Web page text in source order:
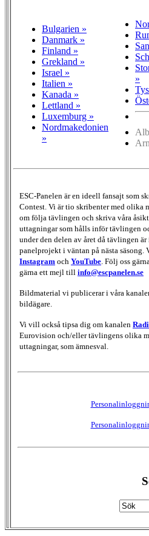
Bulgarien »
Danmark »
Finland »
Grekland »
Israel »
Italien »
Kanada »
Lettland »
Luxemburg »
Nordmakedonien
»
»
ESC-Panelen är en ideell fansajt som
Contest. Vi är tio skribenter med olika
om följa tävlingen och skriva våra
uttagningar som hålls inför tävlingen
under den delen av året då tävlingen
panelprojekt i väntan på nästa
Instagram och YouTube . Följ oss
gärna ett mejl till info@escpanelen.se
Bildmaterial vi publicerar i våra
bildägare.
Vi vill också tipsa dig om kanalen
Eurovision och/eller tävlingens olika
uttagningar, som ämnesval.